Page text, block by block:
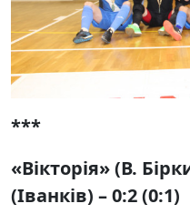
***
«Вікторія» (В.
(Іванків) – 0:2 (0:1)